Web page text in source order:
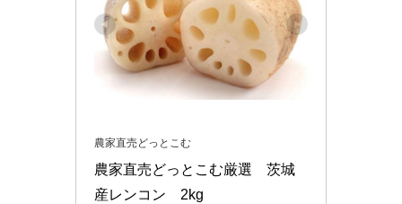
農家直売どっとこむ
農家直売どっとこむ厳選　茨城
産レンコン　2kg